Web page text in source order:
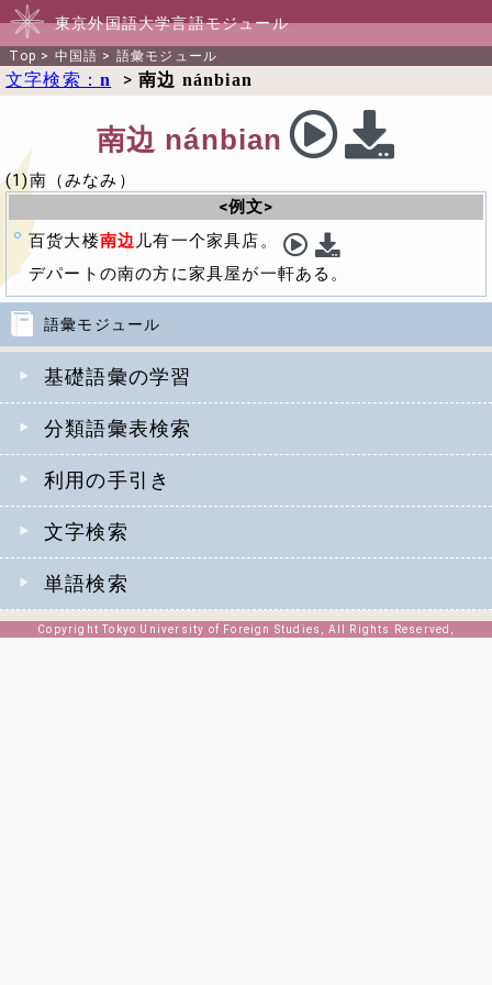
東京外国語大学言語モジュール
Top > 中国語 > 語彙モジュール
語彙モジュール
基礎語彙の学習
分類語彙表検索
利用の手引き
文字検索
単語検索
文字検索： n >南边 nánbian
南边 nánbian
(1)南（みなみ）
<例文>
百货大楼南边 儿有一个家具店。
デパートの南の方に家具屋が一軒ある。
Copyright Tokyo University of Foreign Studies, All Rights Reserved,